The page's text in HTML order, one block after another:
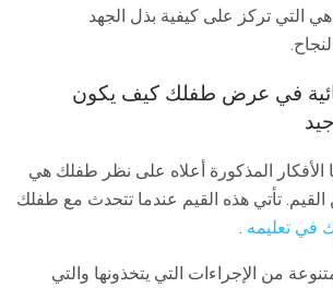
هي التي تركز على كيفية بذل الجهد
في عرض طفلك كيف يكون
الأفكار المذكورة أعلاه على نظر طفلك هي
تأتي هذه القيم عندما تتحدث مع طفلك
في تعليمه .
من الإجراءات التي يتخذونها والتي